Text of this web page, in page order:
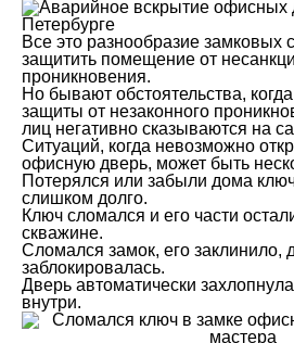
Все это разнообразие замковых
защитить помещение от
проникновения.
Но бывают обстоятельства,
защиты от незаконного
лиц негативно сказываются на
Ситуаций, когда невозможно
офисную дверь, может быть
Потерялся или забыли дома
слишком долго.
Ключ сломался и его части
скважине.
Сломался замок, его заклинило,
заблокировалась.
Дверь автоматически
внутри.